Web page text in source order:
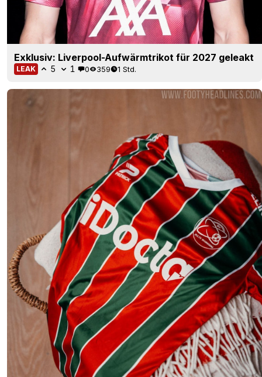
Exklusiv: Liverpool-Aufwärmtrikot für 2027 geleakt
LEAK 5 1 0 359 1 Std.